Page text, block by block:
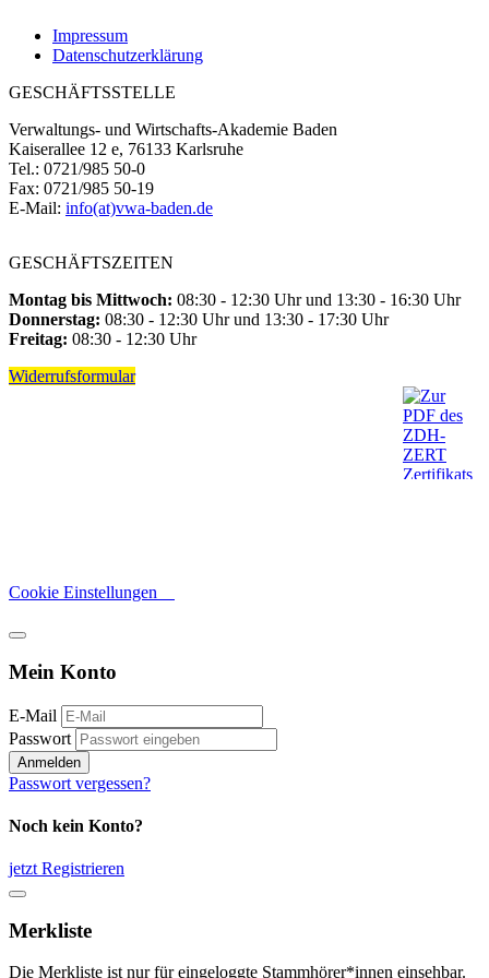
Impressum
Datenschutzerklärung
GESCHÄFTSSTELLE
Verwaltungs- und Wirtschafts-Akademie Baden
Kaiserallee 12 e, 76133 Karlsruhe
Tel.: 0721/985 50-0
Fax: 0721/985 50-19
E-Mail: info(at)vwa-baden.de
GESCHÄFTSZEITEN
Montag bis Mittwoch: 08:30 - 12:30 Uhr und 13:30 - 16:30 Uhr
Donnerstag: 08:30 - 12:30 Uhr und 13:30 - 17:30 Uhr
Freitag: 08:30 - 12:30 Uhr
Widerrufsformular
Cookie Einstellungen
Mein Konto
E-Mail
Passwort
Anmelden
Passwort vergessen?
Noch kein Konto?
jetzt Registrieren
Merkliste
Die Merkliste ist nur für eingeloggte Stammhörer*innen einsehbar.